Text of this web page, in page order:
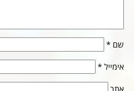
שם *
אימייל *